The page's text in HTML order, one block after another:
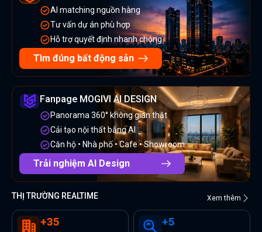
AI matching nguồn hàng
Tư vấn dự án phù hợp
Hỗ trợ quyết định nhanh chóng
Tìm đúng bất động sản
Fanpage MOGIVI AI DESIGN
Panorama 360° không gian thật
Cải tạo nội thất bằng AI
Căn hộ • Nhà phố • Cafe • Showroom
Trải nghiệm AI Design
THỊ TRƯỜNG REALTIME Xem thêm
+35 +5